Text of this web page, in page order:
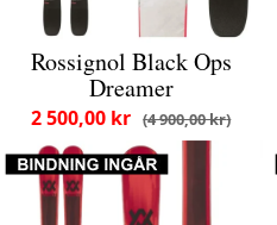
Rossignol Black Ops
Dreamer
4 900,00 kr
2 500,00 kr